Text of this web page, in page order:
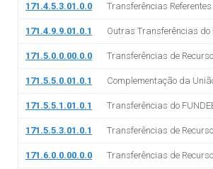
171.4.5.3.01.0.0 Transferências
171.4.9.9.01.0.1 Outras Transferências do
171.5.0.0.00.0.0 Transferências de
171.5.5.0.01.0.1 Complementação da
171.5.5.1.01.0.1 Transferências do
171.5.5.3.01.0.1 Transferências de
171.6.0.0.00.0.0 Transferências de